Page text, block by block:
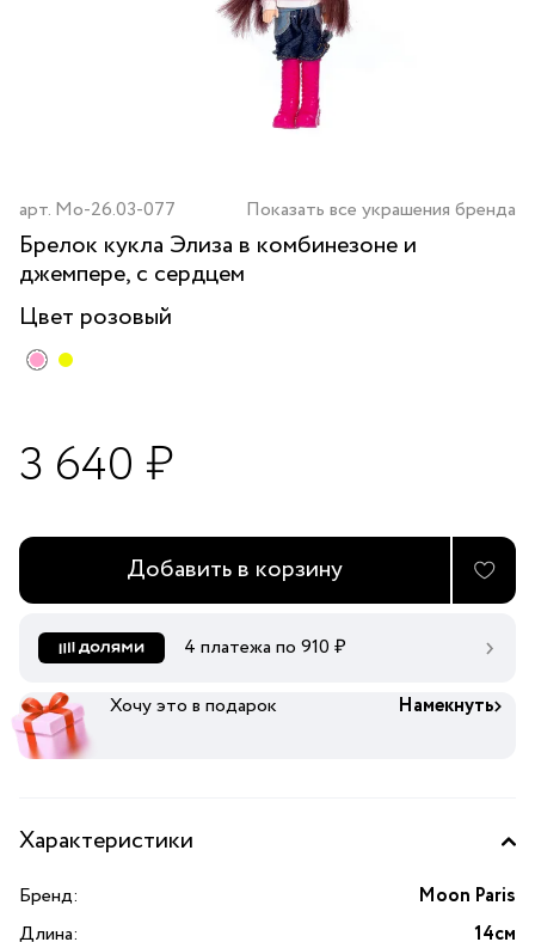
арт. Mo-26.03-077 Показать все украшения бренда
Брелок кукла Элиза в комбинезоне и
джемпере, с сердцем
Цвет розовый
3 640 ₽
Добавить в корзину
4 платежа по 910 ₽
Хочу это в подарок Намекнуть
Характеристики
Бренд:
Moon Paris
Длина:
14см